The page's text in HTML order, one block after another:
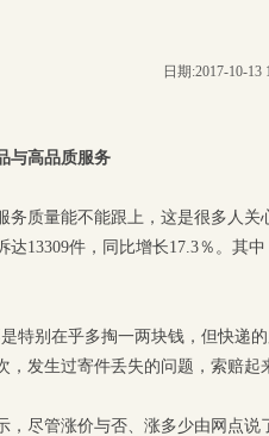
日期:2017-10-13
与高品质服务
务质量能不能跟上，这是很多人
达13309件，同比增长17.3％。其
特别在乎多掏一两块钱，但快递
，发生过寄件丢失的问题，索赔起
，尽管涨价与否、涨多少由网点